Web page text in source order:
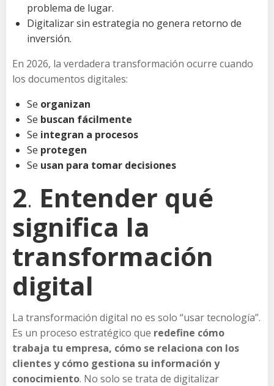
problema de lugar.
Digitalizar sin estrategia no genera retorno de
inversión.
En 2026, la verdadera transformación ocurre cuando
los documentos digitales:
Se organizan
Se buscan fácilmente
Se integran a procesos
Se protegen
Se usan para tomar decisiones
2. Entender qué
significa la
transformación
digital
La transformación digital no es solo “usar tecnología”.
Es un proceso estratégico que redefine cómo
trabaja tu empresa, cómo se relaciona con los
clientes y cómo gestiona su información y
conocimiento. No solo se trata de digitalizar